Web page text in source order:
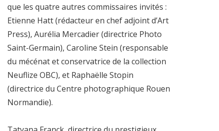
que les quatre autres commissaires invités :
Etienne Hatt (rédacteur en chef adjoint d’Art
Press), Aurélia Mercadier (directrice Photo
Saint-Germain), Caroline Stein (responsable
du mécénat et conservatrice de la collection
Neuflize OBC), et Raphaëlle Stopin
(directrice du Centre photographique Rouen
Normandie).